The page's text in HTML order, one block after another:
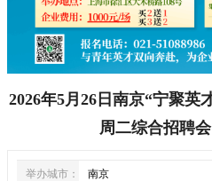
2026年5月26日南京“宁聚英
周二综合招聘会
举办城市： 南京